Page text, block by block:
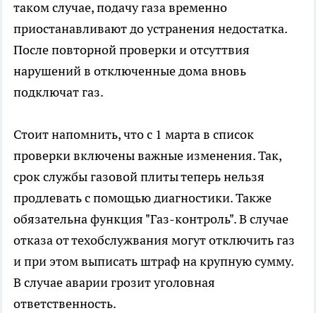
таком случае, подачу газа временно
приостанавливают до устранения недостатка.
После повторной проверки и отсуттвия
нарушений в отключенные дома вновь
подключат газ.
Стоит напомнить, что с 1 марта в список
проверки включены важные изменения. Так,
срок службы газовой плиты теперь нельзя
продлевать с помощью диагностики. Также
обязательна функция "Газ-контроль". В случае
отказа от техобслужвания могут отключить газ
и при этом выписать штраф на крупную сумму.
В случае аварии грозит уголовная
ответственность.